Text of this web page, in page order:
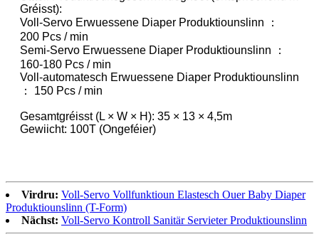
Gréisst):
Voll-Servo Erwuessene Diaper Produktiounslinn ：
200 Pcs / min
Semi-Servo Erwuessene Diaper Produktiounslinn ：
160-180 Pcs / min
Voll-automatesch Erwuessene Diaper Produktiounslinn
： 150 Pcs / min
Gesamtgréisst (L × W × H): 35 × 13 × 4,5m
Gewiicht: 100T (Ongeféier)
Virdru: Voll-Servo Vollfunktioun Elastesch Ouer Baby Diaper
Produktiounslinn (T-Form)
Nächst: Voll-Servo Kontroll Sanitär Servieter Produktiounslinn